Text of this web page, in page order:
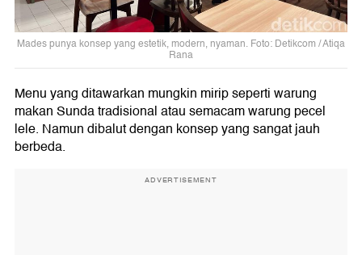
Mades punya konsep yang estetik, modern, nyaman. Foto: Detikcom / Atiqa
Rana
Menu yang ditawarkan mungkin mirip seperti warung
makan Sunda tradisional atau semacam warung pecel
lele. Namun dibalut dengan konsep yang sangat jauh
berbeda.
ADVERTISEMENT